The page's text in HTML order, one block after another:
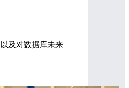
及对数据库未来